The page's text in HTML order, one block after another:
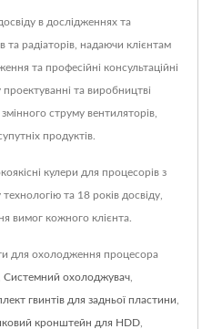
в дослідженнях та
та радіаторів, надаючи клієнтам
та професійні консультаційні
та виробництві
струму вентиляторів,
продуктів.
кулери для процесорів з
та 18 років досвіду,
вимог кожного клієнта.
для охолодження процесора
Системний охолоджувач
гвинтів для задньої пластини
кронштейн для HDD